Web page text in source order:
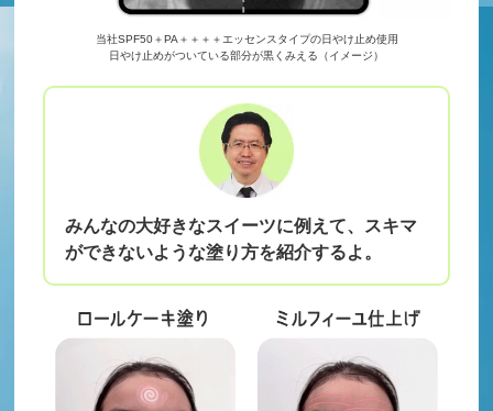
当社SPF50＋PA＋＋＋＋エッセンスタイプの日やけ止め使用
日やけ止めがついている部分が黒くみえる（イメージ）
みんなの大好きなスイーツに例えて、スキマ
ができないような塗り方を紹介するよ。